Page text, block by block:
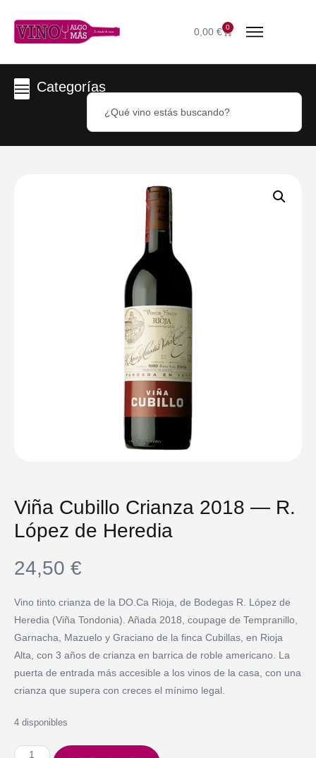
0,00 € 0
Categorías
Viña Cubillo Crianza 2018 — R.
López de Heredia
24,50 €
Vino tinto crianza de la DO.Ca Rioja, de Bodegas R. López de
Heredia (Viña Tondonia). Añada 2018, coupage de Tempranillo,
Garnacha, Mazuelo y Graciano de la finca Cubillas, en Rioja
Alta, con 3 años de crianza en barrica de roble americano. La
puerta de entrada más accesible a los vinos de la casa, con una
crianza que supera con creces el mínimo legal.
4 disponibles